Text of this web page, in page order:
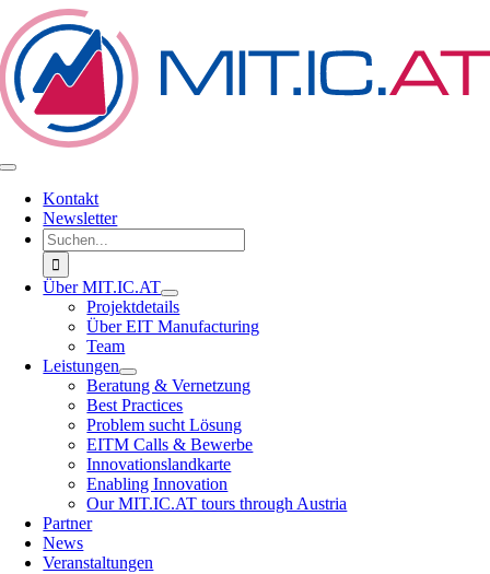
Zum
Inhalt
springen
Toggle
NavigationKontakt
Newsletter
Suche
nach:
Über MIT.IC.AT
Projektdetails
Über EIT Manufacturing
Team
Leistungen
Beratung & Vernetzung
Best Practices
Problem sucht Lösung
EITM Calls & Bewerbe
Innovationslandkarte
Enabling Innovation
Our MIT.IC.AT tours through Austria
Partner
News
Veranstaltungen